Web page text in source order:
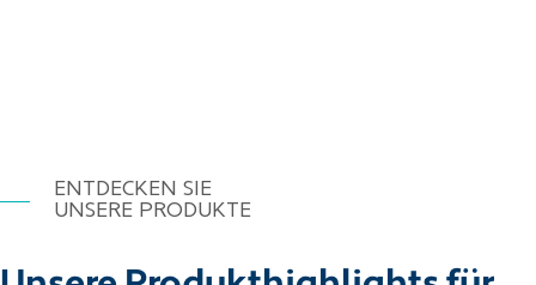
ENTDECKEN SIE
UNSERE PRODUKTE